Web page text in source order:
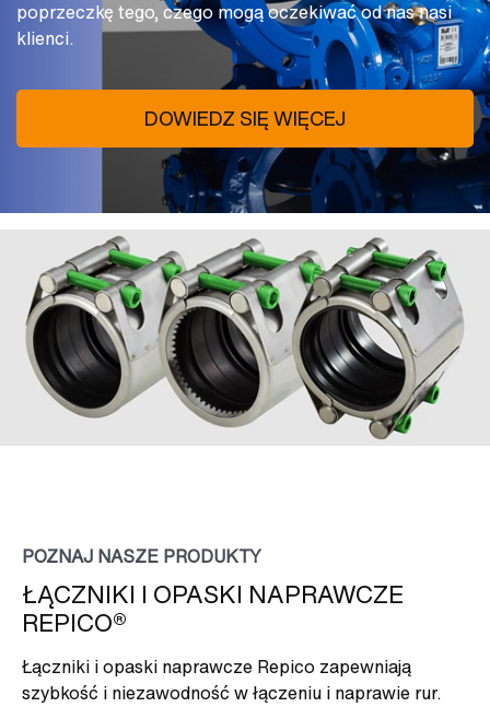
poprzeczkę tego, czego mogą oczekiwać od nas nasi
klienci.
DOWIEDZ SIĘ WIĘCEJ
POZNAJ NASZE PRODUKTY
ŁĄCZNIKI I OPASKI NAPRAWCZE
REPICO®
Łączniki i opaski naprawcze Repico zapewniają
szybkość i niezawodność w łączeniu i naprawie rur.